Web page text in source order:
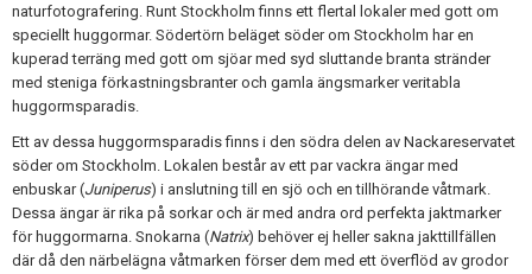
naturfotografering. Runt Stockholm finns ett flertal lokaler med gott om
speciellt huggormar. Södertörn beläget söder om Stockholm har en
kuperad terräng med gott om sjöar med syd sluttande branta stränder
med steniga förkastningsbranter och gamla ängsmarker veritabla
huggormsparadis.
Ett av dessa huggormsparadis finns i den södra delen av Nackareservatet
söder om Stockholm. Lokalen består av ett par vackra ängar med
enbuskar (Juniperus) i anslutning till en sjö och en tillhörande våtmark.
Dessa ängar är rika på sorkar och är med andra ord perfekta jaktmarker
för huggormarna. Snokarna (Natrix) behöver ej heller sakna jakttillfällen
där då den närbelägna våtmarken förser dem med ett överflöd av grodor